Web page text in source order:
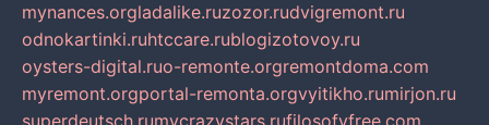
mynances.orgladalike.ruzozor.rudvigremont.ru
odnokartinki.ruhtccare.rublogizotovoy.ru
oysters-digital.ruo-remonte.orgremontdoma.com
myremont.orgportal-remonta.orgvyitikho.rumirjon.ru
superdeutsch.rumycrazystars.rufilosofyfree.com